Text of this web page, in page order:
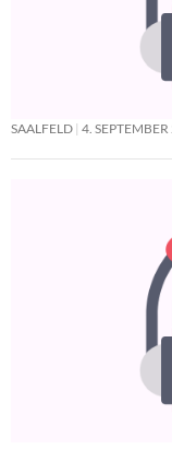
SAALFELD 4.